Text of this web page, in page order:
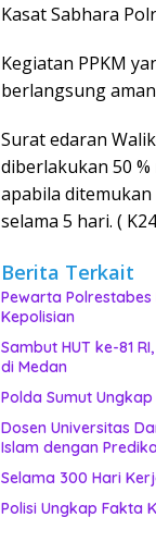
Kasat Sabhara
Kegiatan PPKM
berlangsung
Surat edaran
diberlakukan 50
apabila
selama 5 hari. (
Berita Terkait
Pewarta
Kepolisian
‎Sambut HUT ke-81
di Medan
‎Polda Sumut
Dosen Universitas
Islam dengan
Selama 300 Hari
Polisi Ungkap Fakta